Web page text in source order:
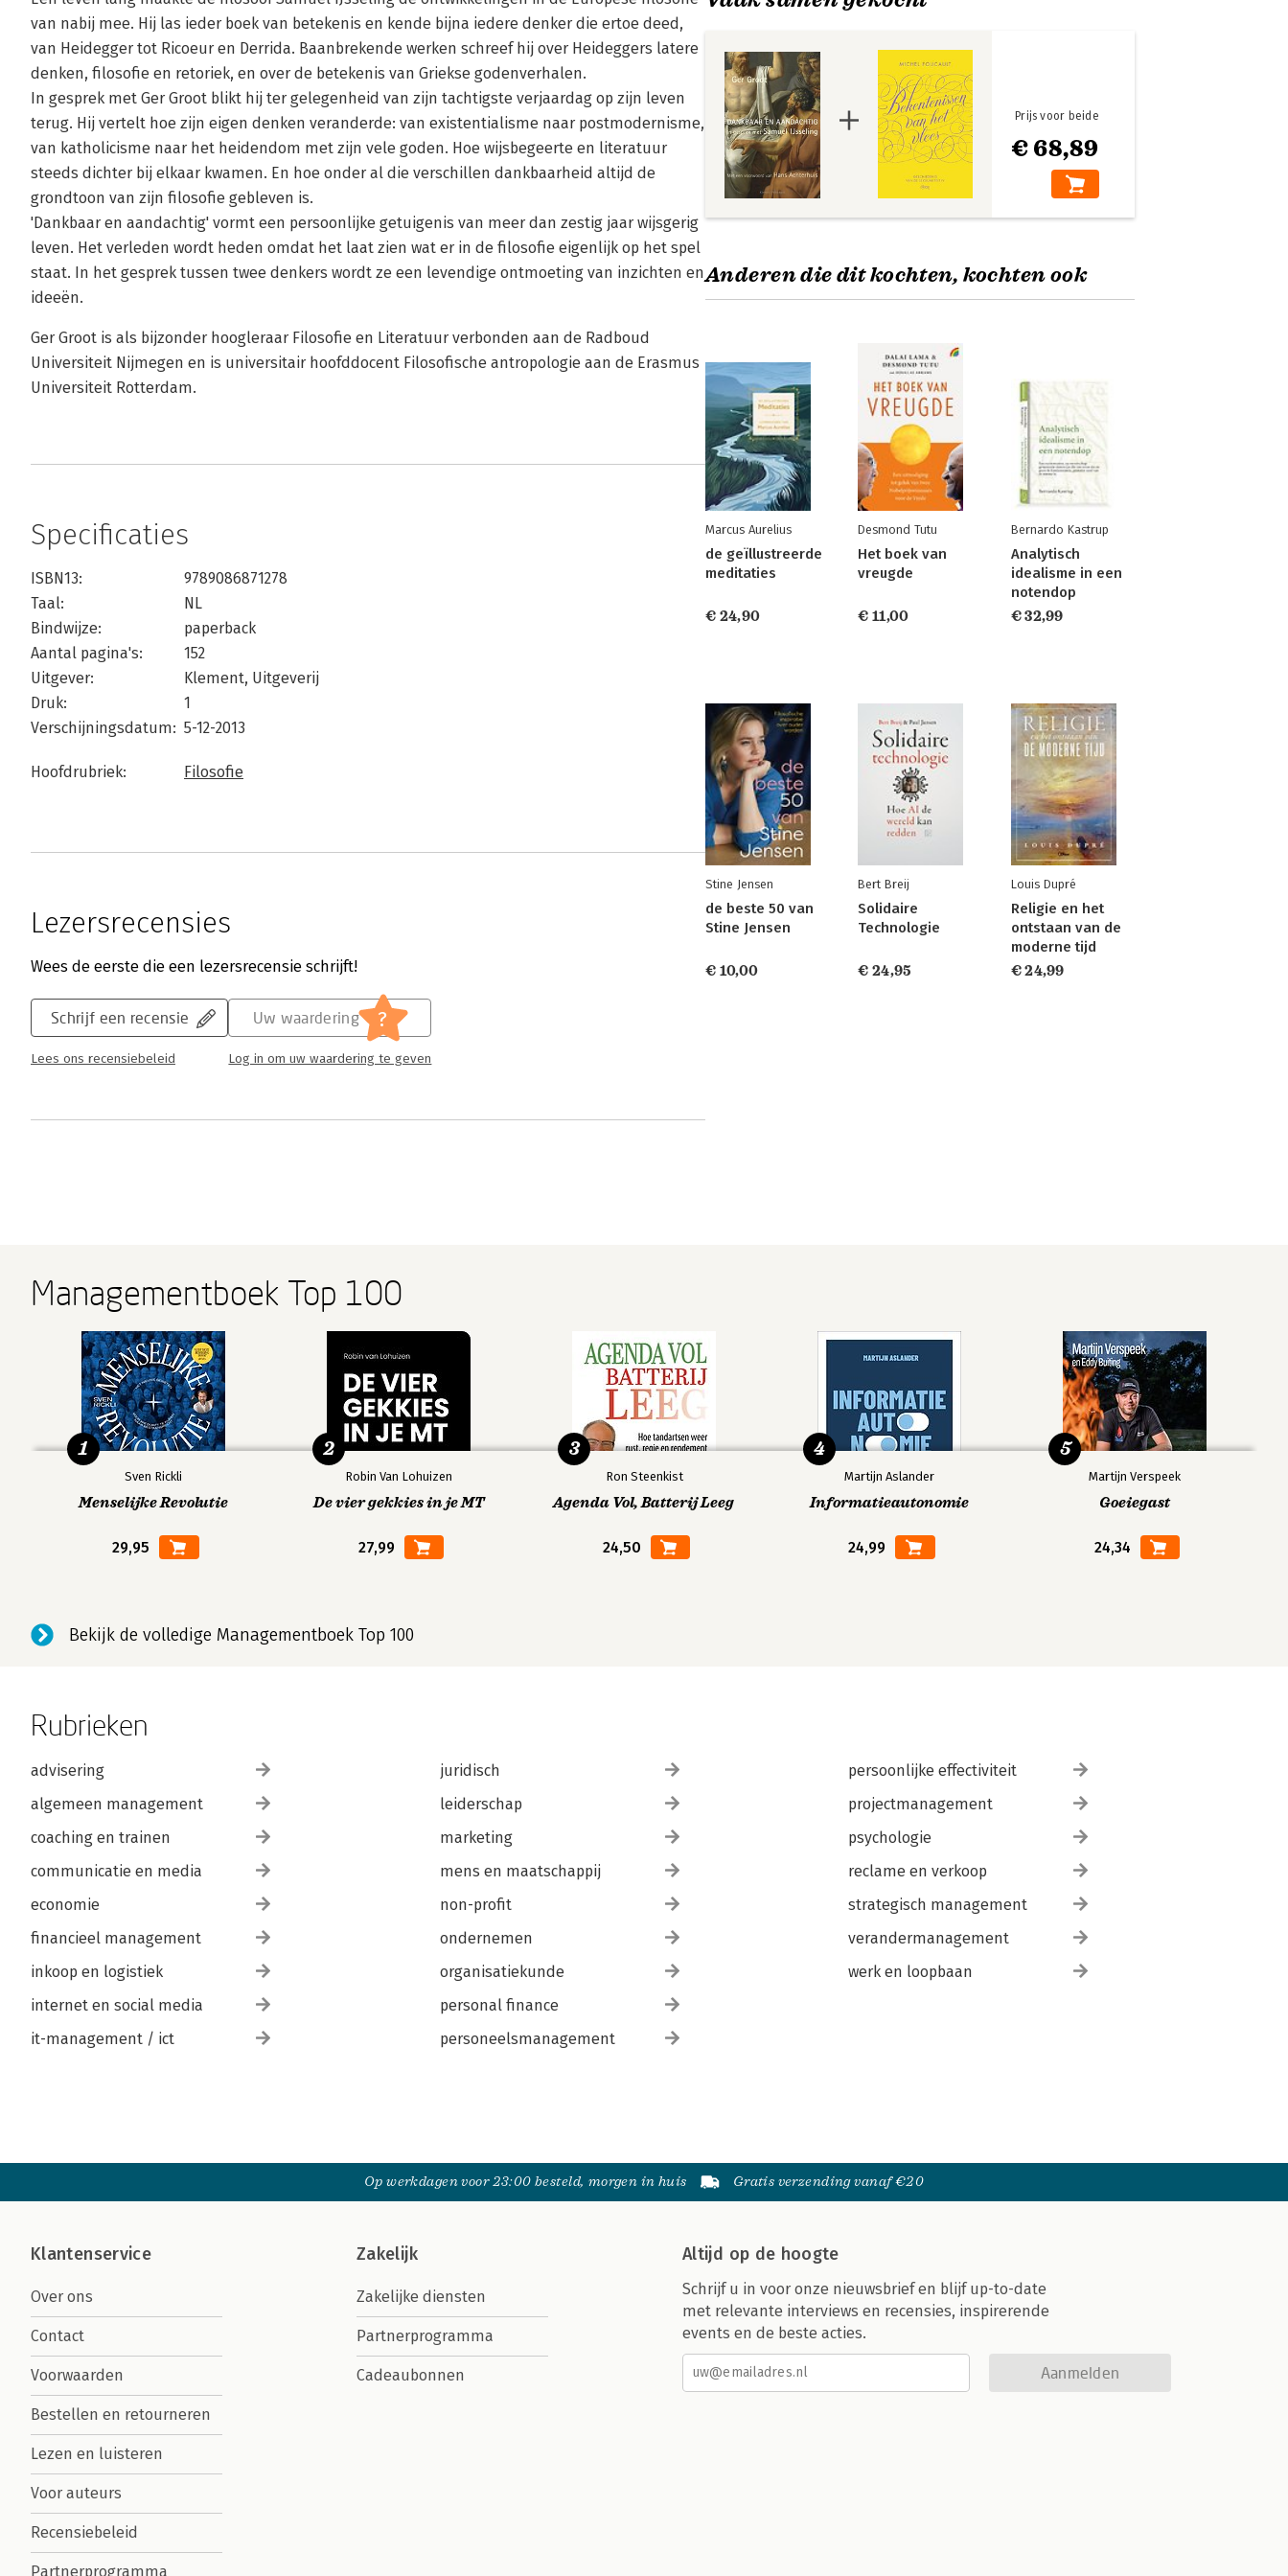
van nabij mee. Hij las ieder boek van betekenis en kende bijna iedere denker die ertoe deed,
van Heidegger tot Ricoeur en Derrida. Baanbrekende werken schreef hij over Heideggers latere
denken, filosofie en retoriek, en over de betekenis van Griekse godenverhalen.
In gesprek met Ger Groot blikt hij ter gelegenheid van zijn tachtigste verjaardag op zijn leven
terug. Hij vertelt hoe zijn eigen denken veranderde: van existentialisme naar postmodernisme,
van katholicisme naar het heidendom met zijn vele goden. Hoe wijsbegeerte en literatuur
steeds dichter bij elkaar kwamen. En hoe onder al die verschillen dankbaarheid altijd de
grondtoon van zijn filosofie gebleven is.
'Dankbaar en aandachtig' vormt een persoonlijke getuigenis van meer dan zestig jaar wijsgerig
leven. Het verleden wordt heden omdat het laat zien wat er in de filosofie eigenlijk op het spel
staat. In het gesprek tussen twee denkers wordt ze een levendige ontmoeting van inzichten en
ideeën.
Ger Groot is als bijzonder hoogleraar Filosofie en Literatuur verbonden aan de Radboud
Universiteit Nijmegen en is universitair hoofddocent Filosofische antropologie aan de Erasmus
Universiteit Rotterdam.
Specificaties
ISBN13:
9789086871278
Taal:
NL
Bindwijze:
paperback
Aantal pagina's:
152
Uitgever:
Klement, Uitgeverij
Druk:
1
Verschijningsdatum: 5-12-2013
Hoofdrubriek: Filosofie
Lezersrecensies
Wees de eerste die een lezersrecensie schrijft!
Schrijf een recensie
Lees ons recensiebeleid
Uw waardering ?
Log in om uw waardering te geven
€ 68,89
Prijs voor beide
Anderen die dit kochten, kochten ook
Marcus Aurelius
de geïllustreerde
meditaties
€ 24,90
Desmond Tutu
Het boek van
vreugde
€ 11,00
Bernardo Kastrup
Analytisch
idealisme in een
notendop
€ 32,99
Stine Jensen
de beste 50 van
Stine Jensen
€ 10,00
Bert Breij
Solidaire
Technologie
€ 24,95
Louis Dupré
Religie en het
ontstaan van de
moderne tijd
€ 24,99
Managementboek Top 100
Sven Rickli
Menselijke Revolutie
29,95
1
Robin Van Lohuizen
De vier gekkies in je MT
27,99
2
Ron Steenkist
Agenda Vol, Batterij Leeg
24,50
3
Martijn Aslander
Informatieautonomie
24,99
4
Martijn Verspeek
Goeiegast
24,34
5
Bekijk de volledige Managementboek Top 100
Rubrieken
advisering
algemeen management
coaching en trainen
communicatie en media
economie
financieel management
inkoop en logistiek
internet en social media
it-management / ict
juridisch
leiderschap
marketing
mens en maatschappij
non-profit
ondernemen
organisatiekunde
personal finance
personeelsmanagement
persoonlijke effectiviteit
projectmanagement
psychologie
reclame en verkoop
strategisch management
verandermanagement
werk en loopbaan
Op werkdagen voor 23:00 besteld, morgen in huis Gratis verzending vanaf €20
Klantenservice
Over ons
Contact
Voorwaarden
Bestellen en retourneren
Lezen en luisteren
Voor auteurs
Recensiebeleid
Partnerprogramma
Zakelijk
Zakelijke diensten
Partnerprogramma
Cadeaubonnen
Altijd op de hoogte
Schrijf u in voor onze nieuwsbrief en blijf up-to-date
met relevante interviews en recensies, inspirerende
events en de beste acties.
Aanmelden